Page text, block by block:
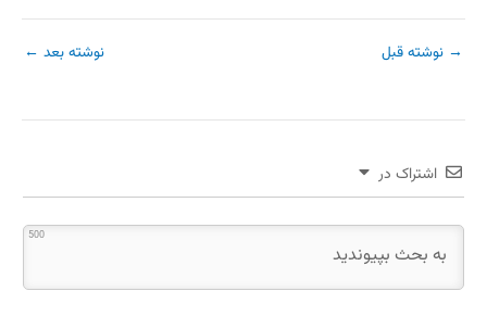
→ نوشته قبل نوشته بعد ←
اشتراک در
500